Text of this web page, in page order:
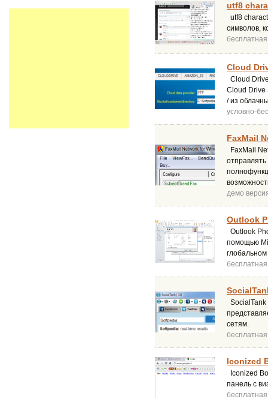
utf8
utf8
символов,
бесплатная
Cloud
Cloud
Cloud Drive
/ из
условно-
FaxMail
FaxMail
демо
Outlook
Outlook
помощью
глобальном
бесплатная
сетям.
бесплатная
Iconized
Iconized
панель с
бесплатная